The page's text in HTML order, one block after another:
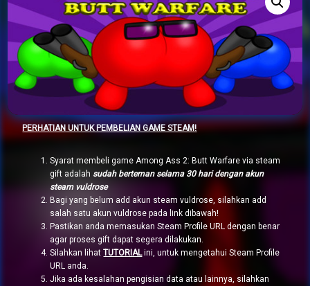
PERHATIAN UNTUK PEMBELIAN GAME STEAM!
Syarat membeli game Among Ass 2: Butt Warfare via steam
gift adalah sudah berteman selama 30 hari dengan akun
steam vuldrose
Bagi yang belum add akun steam vuldrose, silahkan add
salah satu akun vuldrose pada link dibawah!
Pastikan anda memasukan Steam Profile URL dengan benar
agar proses gift dapat segera dilakukan.
Silahkan lihatTUTORIALini, untuk mengetahui Steam Profile
URL anda.
Jika ada kesalahan pengisian data atau lainnya, silahkan